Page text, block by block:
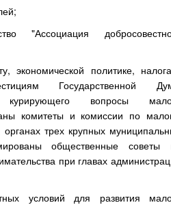
"Ассоциация
экономической политике,
Государственной
курирующего вопросы
комитеты и комиссии по
органах трех крупных
общественные советы
при главах
условий для развития